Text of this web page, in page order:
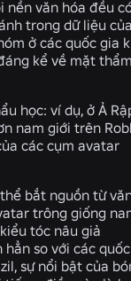
nền văn hóa đều
trong dữ liệu
ở các quốc gia
kể về mặt
học: ví dụ, ở Ả
nam giới trên
các cụm avatar
bắt nguồn từ
trông giống
tóc nâu giả
hẳn so với các
sự nổi bật của